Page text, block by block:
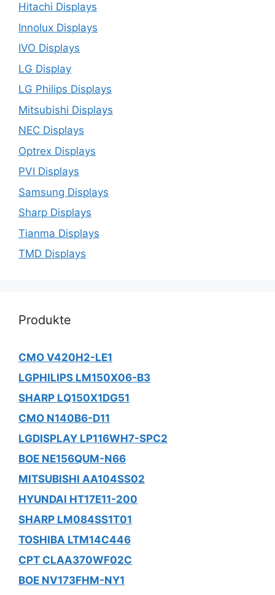
Hitachi Displays
Innolux Displays
IVO Displays
LG Display
LG Philips Displays
Mitsubishi Displays
NEC Displays
Optrex Displays
PVI Displays
Samsung Displays
Sharp Displays
Tianma Displays
TMD Displays
Produkte
CMO V420H2-LE1
LGPHILIPS LM150X06-B3
SHARP LQ150X1DG51
CMO N140B6-D11
LGDISPLAY LP116WH7-SPC2
BOE NE156QUM-N66
MITSUBISHI AA104SS02
HYUNDAI HT17E11-200
SHARP LM084SS1T01
TOSHIBA LTM14C446
CPT CLAA370WF02C
BOE NV173FHM-NY1